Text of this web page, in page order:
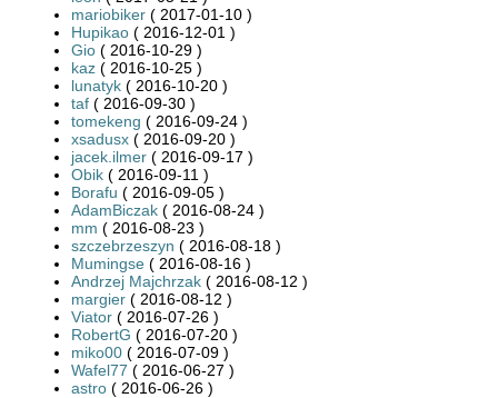
mariobiker ( 2017-01-10 )
Hupikao ( 2016-12-01 )
Gio ( 2016-10-29 )
kaz ( 2016-10-25 )
lunatyk ( 2016-10-20 )
taf ( 2016-09-30 )
tomekeng ( 2016-09-24 )
xsadusx ( 2016-09-20 )
jacek.ilmer ( 2016-09-17 )
Obik ( 2016-09-11 )
Borafu ( 2016-09-05 )
AdamBiczak ( 2016-08-24 )
mm ( 2016-08-23 )
szczebrzeszyn ( 2016-08-18 )
Mumingse ( 2016-08-16 )
Andrzej Majchrzak ( 2016-08-12 )
margier ( 2016-08-12 )
Viator ( 2016-07-26 )
RobertG ( 2016-07-20 )
miko00 ( 2016-07-09 )
Wafel77 ( 2016-06-27 )
astro ( 2016-06-26 )